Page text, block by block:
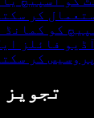
کر
کو کمانڈ
فائلز
پروسیس کر